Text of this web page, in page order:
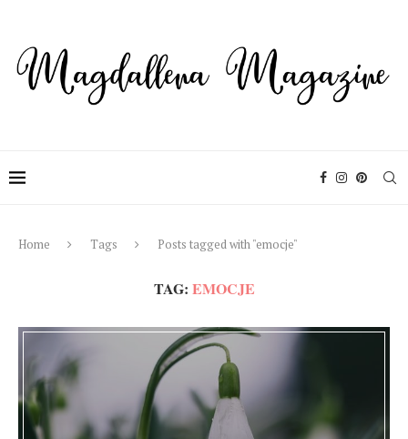
Home Tags Posts tagged with "emocje"
TAG: EMOCJE